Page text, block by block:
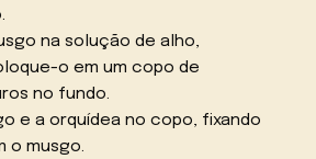
na solução de alho,
o em um copo de
no fundo.
e a orquídea no copo, fixando
o musgo.